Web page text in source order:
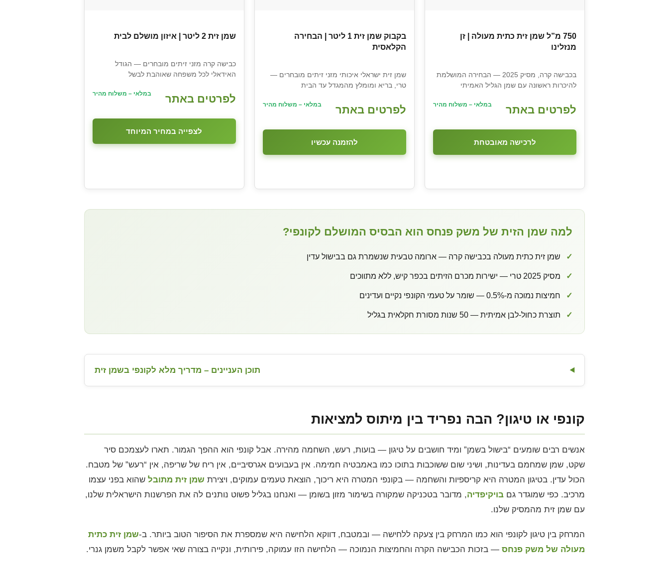
750 מ”ל שמן זית כתית מעולה | זן
מנזלינו
בכבישה קרה, מסיק 2025 — הבחירה המושלמת
להיכרות ראשונה עם שמן הגליל האמיתי
לפרטים באתר במלאי – משלוח מהיר
לרכישה מאובטחת
בקבוק שמן זית 1 ליטר | הבחירה
הקלאסית
שמן זית ישראלי איכותי מזני זיתים מובחרים —
טרי, בריא ומומלץ מהמגדל עד הבית
לפרטים באתר במלאי – משלוח מהיר
להזמנה עכשיו
שמן זית 2 ליטר | איזון מושלם לבית
כבישה קרה מזני זיתים מובחרים — הגודל
האידאלי לכל משפחה שאוהבת לבשל
לפרטים באתר במלאי – משלוח מהיר
לצפייה במחיר המיוחד
למה שמן הזית של משק פנחס הוא הבסיס המושלם לקונפי?
✓ שמן זית כתית מעולה בכבישה קרה — ארומה טבעית שנשמרת גם בבישול עדין
✓ מסיק 2025 טרי — ישירות מכרם הזיתים בכפר קיש, ללא מתווכים
✓ חמיצות נמוכה מ-0.5% — שומר על טעמי הקונפי נקיים ועדינים
✓ תוצרת כחול-לבן אמיתית — 50 שנות מסורת חקלאית בגליל
תוכן העניינים – מדריך מלא לקונפי בשמן זית
קונפי או טיגון? הבה נפריד בין מיתוס למציאות
אנשים רבים שומעים “בישול בשמן” ומיד חושבים על טיגון — בועות, רעש, השחמה מהירה. אבל קונפי הוא ההפך הגמור. תארו לעצמכם סיר
שקט, שמן שמחמם בעדינות, ושיני שום ששוכבות בתוכו כמו באמבטיה חמימה. אין בעבועים אגרסיביים, אין ריח של שריפה, אין “רעש” של מטבח.
הכול עדין. בטיגון המטרה היא קריספיות והשחמה — בקונפי המטרה היא ריכוך, הוצאת טעמים עמוקים, ויצירת שמן זית מתובלשהוא בפני עצמו
מרכיב. כפי שמוגדר גם בויקיפדיה, מדובר בטכניקה שמקורה בשימור מזון בשומן — ואנחנו בגליל פשוט נותנים לה את הפרשנות הישראלית שלנו,
עם שמן זית מהמסיק שלנו.
המרחק בין טיגון לקונפי הוא כמו המרחק בין צעקה ללחישה — ובמטבח, דווקא הלחישה היא שמספרת את הסיפור הטוב ביותר. ב-שמן זית כתית
מעולה של משק פנחס— בזכות הכבישה הקרה והחמיצות הנמוכה — הלחישה הזו עמוקה, פירותית, ונקייה בצורה שאי אפשר לקבל משמן גנרי.